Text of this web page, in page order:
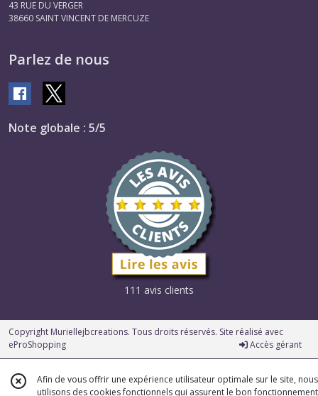
43 RUE DU VERGER
38660 SAINT VINCENT DE MERCUZE
Parlez de nous
Note globale : 5/5
111 avis clients
Copyright Muriellejbcreations. Tous droits réservés. Site réalisé avec
eProShopping
Accès gérant
Afin de vous offrir une expérience utilisateur optimale sur le site, nous
utilisons des cookies fonctionnels qui assurent le bon fonctionnement